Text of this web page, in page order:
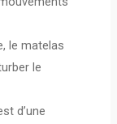
le matelas
le
d’une